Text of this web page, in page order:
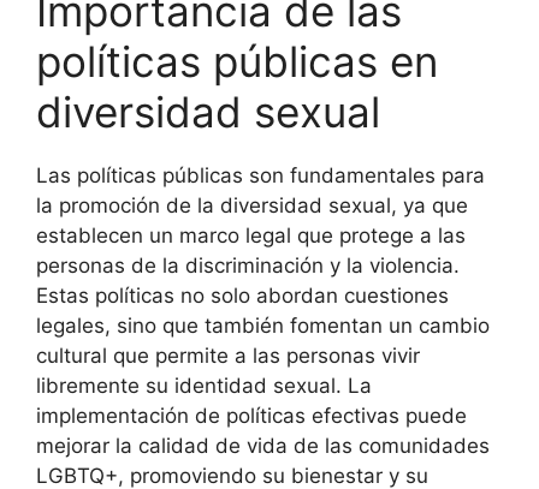
Importancia de las
políticas públicas en
diversidad sexual
Las políticas públicas son fundamentales para
la promoción de la diversidad sexual, ya que
establecen un marco legal que protege a las
personas de la discriminación y la violencia.
Estas políticas no solo abordan cuestiones
legales, sino que también fomentan un cambio
cultural que permite a las personas vivir
libremente su identidad sexual. La
implementación de políticas efectivas puede
mejorar la calidad de vida de las comunidades
LGBTQ+, promoviendo su bienestar y su